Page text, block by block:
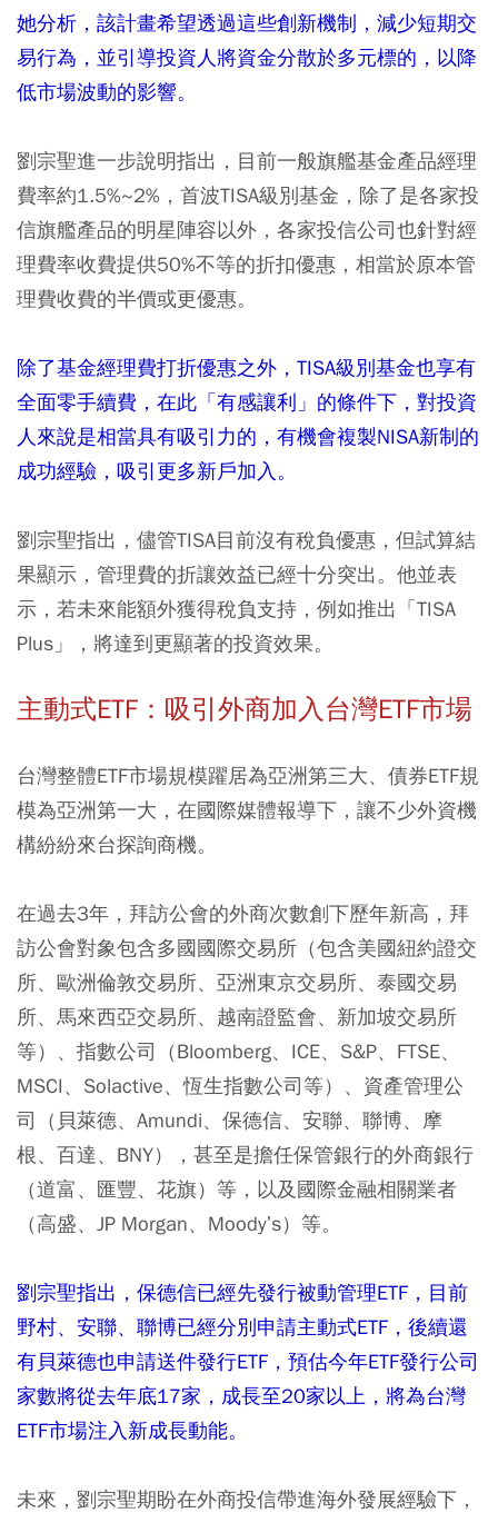
她分析，該計畫希望透過這些創新機制，減少短期交
易行為，並引導投資人將資金分散於多元標的，以降
低市場波動的影響。
劉宗聖進一步說明指出，目前一般旗艦基金產品經理
費率約1.5%~2%，首波TISA級別基金，除了是各家投
信旗艦產品的明星陣容以外，各家投信公司也針對經
理費率收費提供50%不等的折扣優惠，相當於原本管
理費收費的半價或更優惠。
除了基金經理費打折優惠之外，TISA級別基金也享有
全面零手續費，在此「有感讓利」的條件下，對投資
人來說是相當具有吸引力的，有機會複製NISA新制的
成功經驗，吸引更多新戶加入。
劉宗聖指出，儘管TISA目前沒有稅負優惠，但試算結
果顯示，管理費的折讓效益已經十分突出。他並表
示，若未來能額外獲得稅負支持，例如推出「TISA
Plus」，將達到更顯著的投資效果。
主動式ETF：吸引外商加入台灣ETF市場
台灣整體ETF市場規模躍居為亞洲第三大、債券ETF規
模為亞洲第一大，在國際媒體報導下，讓不少外資機
構紛紛來台探詢商機。
在過去3年，拜訪公會的外商次數創下歷年新高，拜
訪公會對象包含多國國際交易所（包含美國紐約證交
所、歐洲倫敦交易所、亞洲東京交易所、泰國交易
所、馬來西亞交易所、越南證監會、新加坡交易所
等）、指數公司（Bloomberg、ICE、S&P、FTSE、
MSCI、Solactive、恆生指數公司等）、資產管理公
司（貝萊德、Amundi、保德信、安聯、聯博、摩
根、百達、BNY），甚至是擔任保管銀行的外商銀行
（道富、匯豐、花旗）等，以及國際金融相關業者
（高盛、JP Morgan、Moody’s）等。
劉宗聖指出，保德信已經先發行被動管理ETF，目前
野村、安聯、聯博已經分別申請主動式ETF，後續還
有貝萊德也申請送件發行ETF，預估今年ETF發行公司
家數將從去年底17家，成長至20家以上，將為台灣
ETF市場注入新成長動能。
未來，劉宗聖期盼在外商投信帶進海外發展經驗下，